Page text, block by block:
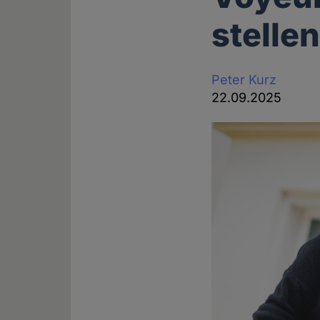
Peter Kurz
22.09.2025